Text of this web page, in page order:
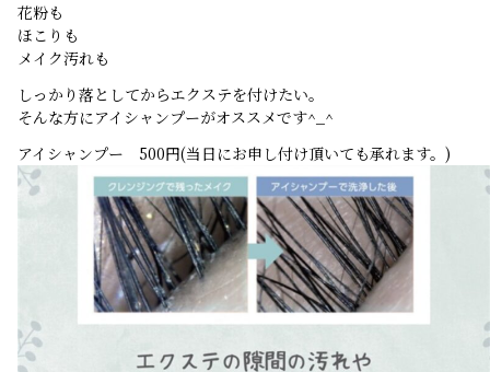
花粉も
ほこりも
メイク汚れも
しっかり落としてからエクステを付けたい。
そんな方にアイシャンプーがオススメです^_^
アイシャンプー 500円(当日にお申し付け頂いても承れます。)